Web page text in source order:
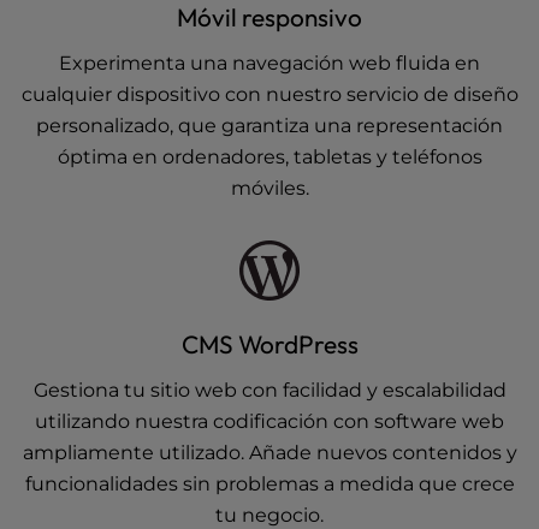
Móvil responsivo
Experimenta una navegación web fluida en
cualquier dispositivo con nuestro servicio de diseño
personalizado, que garantiza una representación
óptima en ordenadores, tabletas y teléfonos
móviles.
CMS WordPress
Gestiona tu sitio web con facilidad y escalabilidad
utilizando nuestra codificación con software web
ampliamente utilizado. Añade nuevos contenidos y
funcionalidades sin problemas a medida que crece
tu negocio.